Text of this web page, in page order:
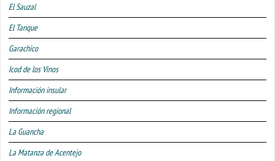
El Sauzal
El Tanque
Garachico
Icod de los Vinos
Información insular
Información regional
La Guancha
La Matanza de Acentejo